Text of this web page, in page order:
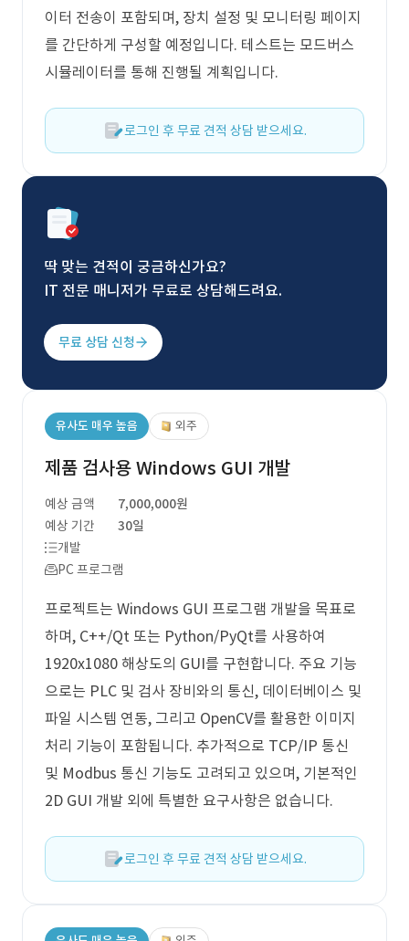
이터 전송이 포함되며, 장치 설정 및 모니터링 페이지
를 간단하게 구성할 예정입니다. 테스트는 모드버스
시뮬레이터를 통해 진행될 계획입니다.
로그인 후 무료 견적 상담 받으세요.
딱 맞는 견적이 궁금하신가요?
IT 전문 매니저가 무료로 상담해드려요.
무료 상담 신청
유사도 매우 높음 외주
제품 검사용 Windows GUI 개발
예상 금액
7,000,000원
예상 기간
30일
개발
PC 프로그램
프로젝트는 Windows GUI 프로그램 개발을 목표로
하며, C++/Qt 또는 Python/PyQt를 사용하여
1920x1080 해상도의 GUI를 구현합니다. 주요 기능
으로는 PLC 및 검사 장비와의 통신, 데이터베이스 및
파일 시스템 연동, 그리고 OpenCV를 활용한 이미지
처리 기능이 포함됩니다. 추가적으로 TCP/IP 통신
및 Modbus 통신 기능도 고려되고 있으며, 기본적인
2D GUI 개발 외에 특별한 요구사항은 없습니다.
로그인 후 무료 견적 상담 받으세요.